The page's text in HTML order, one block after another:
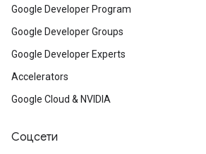
Google Developer Program
Google Developer Groups
Google Developer Experts
Accelerators
Google Cloud & NVIDIA
Соцсети